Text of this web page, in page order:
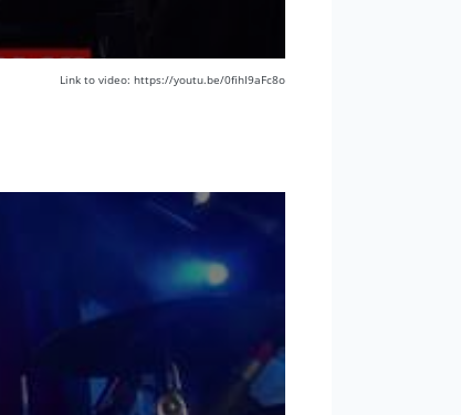
Link to video: https://youtu.be/0fihI9aFc8o